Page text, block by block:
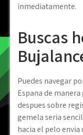
inmediatamente.
Buscas
Puedes navegar
Espana de
despues sobre
gemela seri­a
hacia el pelo envia